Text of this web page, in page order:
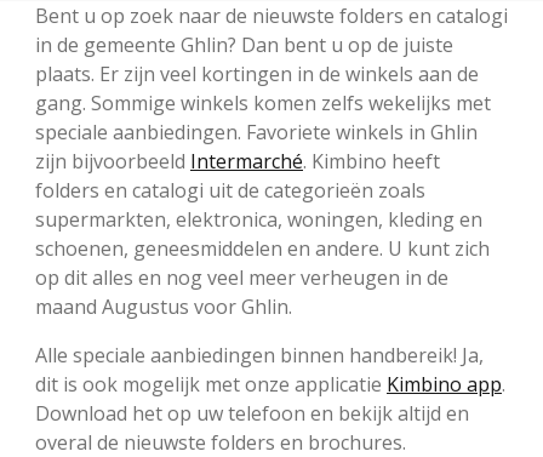
Bent u op zoek naar de nieuwste folders en catalogi
in de gemeente Ghlin? Dan bent u op de juiste
plaats. Er zijn veel kortingen in de winkels aan de
gang. Sommige winkels komen zelfs wekelijks met
speciale aanbiedingen. Favoriete winkels in Ghlin
zijn bijvoorbeeld Intermarché. Kimbino heeft
folders en catalogi uit de categorieën zoals
supermarkten, elektronica, woningen, kleding en
schoenen, geneesmiddelen en andere. U kunt zich
op dit alles en nog veel meer verheugen in de
maand Augustus voor Ghlin.
Alle speciale aanbiedingen binnen handbereik! Ja,
dit is ook mogelijk met onze applicatie Kimbino app.
Download het op uw telefoon en bekijk altijd en
overal de nieuwste folders en brochures.